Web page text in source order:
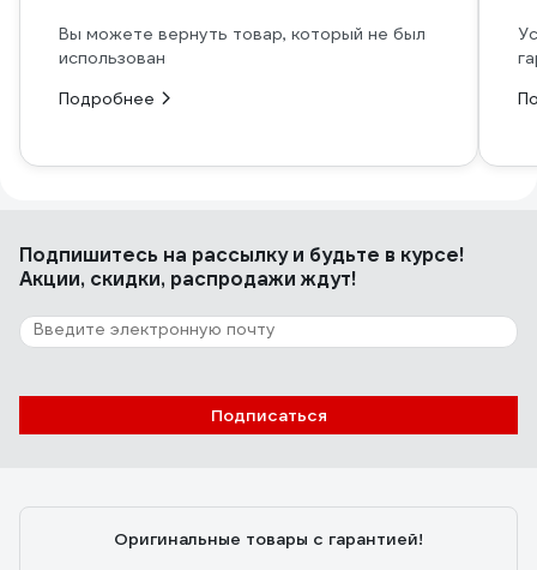
Вы можете вернуть товар, который не был
использован
Подробнее
Подпишитесь на рассылкуи будьте в курсе!
Акции, скидки, распродажи ждут!
Подписаться
Оригинальные товары с гарантией!